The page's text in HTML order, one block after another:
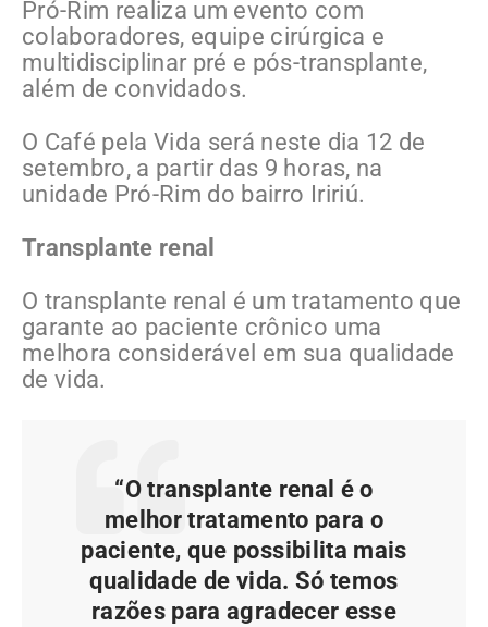
Pró-Rim realiza um evento com
colaboradores, equipe cirúrgica e
multidisciplinar pré e pós-transplante,
além de convidados.
O Café pela Vida será neste dia 12 de
setembro, a partir das 9 horas, na
unidade Pró-Rim do bairro Iririú.
Transplante renal
O transplante renal é um tratamento que
garante ao paciente crônico uma
melhora considerável em sua qualidade
de vida.
“O transplante renal é o
melhor tratamento para o
paciente, que possibilita mais
qualidade de vida. Só temos
razões para agradecer esse